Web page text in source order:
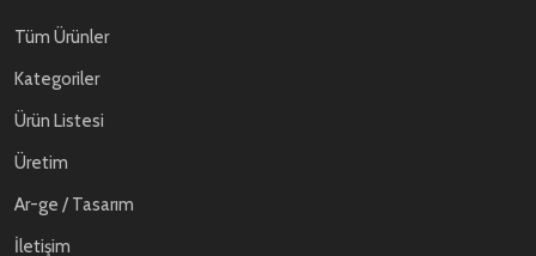
Tüm Ürünler
Kategoriler
Ürün Listesi
Üretim
Ar-ge / Tasarım
İletişim